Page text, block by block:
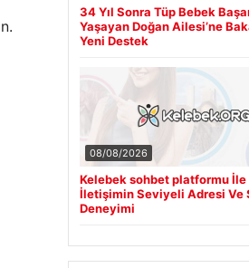
34 Yıl Sonra Tüp Bebek
Yaşayan Doğan Ailesi’ne
Yeni Destek
08/08/2026
Kelebek sohbet platformu
İletişimin Seviyeli Adresi Ve
Deneyimi